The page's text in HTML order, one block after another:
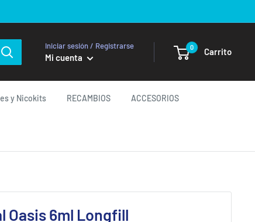
Iniciar sesión / Registrarse
Mi cuenta
0 Carrito
y Nicokits RECAMBIOS ACCESORIOS
Oasis 6ml Longfill